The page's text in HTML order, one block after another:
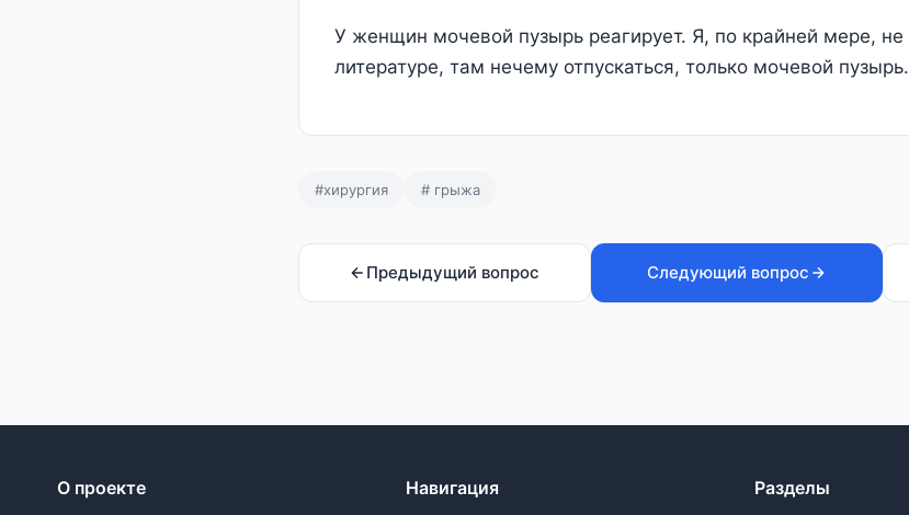
У женщин мочевой пузырь реагирует. Я, по крайней мере, не
литературе, там нечему отпускаться, только мочевой пузырь.
#хирургия # грыжа
Предыдущий вопрос Следующий вопрос
О проекте Навигация Разделы